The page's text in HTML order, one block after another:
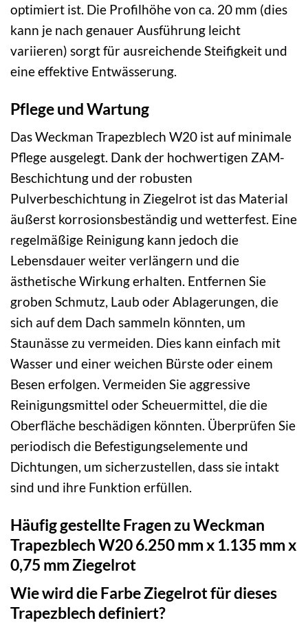
optimiert ist. Die Profilhöhe von ca. 20 mm (dies
kann je nach genauer Ausführung leicht
variieren) sorgt für ausreichende Steifigkeit und
eine effektive Entwässerung.
Pflege und Wartung
Das Weckman Trapezblech W20 ist auf minimale
Pflege ausgelegt. Dank der hochwertigen ZAM-
Beschichtung und der robusten
Pulverbeschichtung in Ziegelrot ist das Material
äußerst korrosionsbeständig und wetterfest. Eine
regelmäßige Reinigung kann jedoch die
Lebensdauer weiter verlängern und die
ästhetische Wirkung erhalten. Entfernen Sie
groben Schmutz, Laub oder Ablagerungen, die
sich auf dem Dach sammeln könnten, um
Staunässe zu vermeiden. Dies kann einfach mit
Wasser und einer weichen Bürste oder einem
Besen erfolgen. Vermeiden Sie aggressive
Reinigungsmittel oder Scheuermittel, die die
Oberfläche beschädigen könnten. Überprüfen Sie
periodisch die Befestigungselemente und
Dichtungen, um sicherzustellen, dass sie intakt
sind und ihre Funktion erfüllen.
Häufig gestellte Fragen zu Weckman
Trapezblech W20 6.250 mm x 1.135 mm x
0,75 mm Ziegelrot
Wie wird die Farbe Ziegelrot für dieses
Trapezblech definiert?